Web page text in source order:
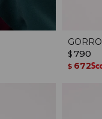
$ 790
$ 672